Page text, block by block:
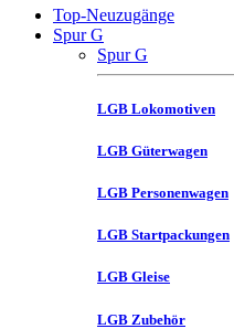
Top-Neuzugänge
Spur G
Spur G
LGB Lokomotiven
LGB Güterwagen
LGB Personenwagen
LGB Startpackungen
LGB Gleise
LGB Zubehör